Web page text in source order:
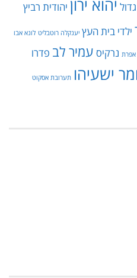
יהוא ירון יהודית רביץ
ילדי בית העץ יענקלה רוטבליט לונא אבו
אפרת נרקיס עמיר לב פדרו
ישעיהו תערובת אסקוט